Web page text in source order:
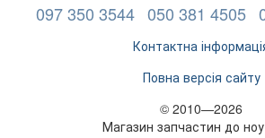
097 350 3544 050 381 4505
Контактна
Повна версія сайту
© 2010—2026
Магазин запчастин до